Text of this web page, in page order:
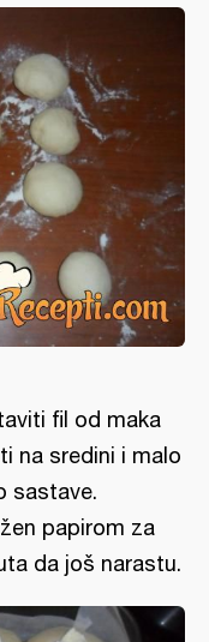
fil od maka
na sredini i malo
sastave.
papirom za
da još narastu.